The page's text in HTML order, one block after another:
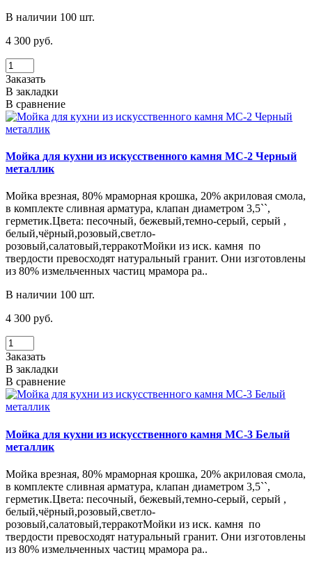
В наличии 100 шт.
4 300 руб.
Заказать
В закладки
В сравнение
Мойка для кухни из искусственного камня МС-2 Черный
металлик
Мойка врезная, 80% мраморная крошка, 20% акриловая смола,
в комплекте сливная арматура, клапан диаметром 3,5``,
герметик.Цвета: песочный, бежевый,темно-серый, серый ,
белый,чёрный,розовый,светло-
розовый,салатовый,терракотМойки из иск. камня по
твердости превосходят натуральный гранит. Они изготовлены
из 80% измельченных частиц мрамора ра..
В наличии 100 шт.
4 300 руб.
Заказать
В закладки
В сравнение
Мойка для кухни из искусственного камня МС-3 Белый
металлик
Мойка врезная, 80% мраморная крошка, 20% акриловая смола,
в комплекте сливная арматура, клапан диаметром 3,5``,
герметик.Цвета: песочный, бежевый,темно-серый, серый ,
белый,чёрный,розовый,светло-
розовый,салатовый,терракотМойки из иск. камня по
твердости превосходят натуральный гранит. Они изготовлены
из 80% измельченных частиц мрамора ра..